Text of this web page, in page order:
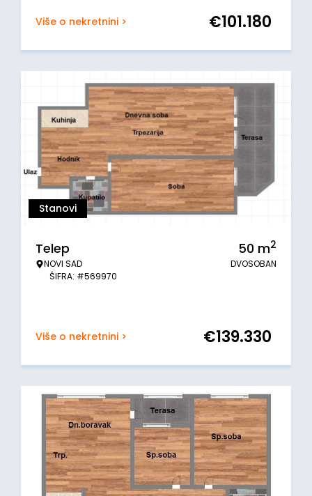
Više o nekretnini > €101.180
Stanovi
Telep
NOVI SAD
ŠIFRA: #569970
50 m2
DVOSOBAN
Više o nekretnini > €139.330